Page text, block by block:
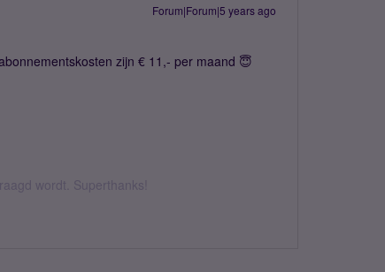
Forum|Forum|5 years ago
zijn € 11,- per maand 😇
wordt. Superthanks!